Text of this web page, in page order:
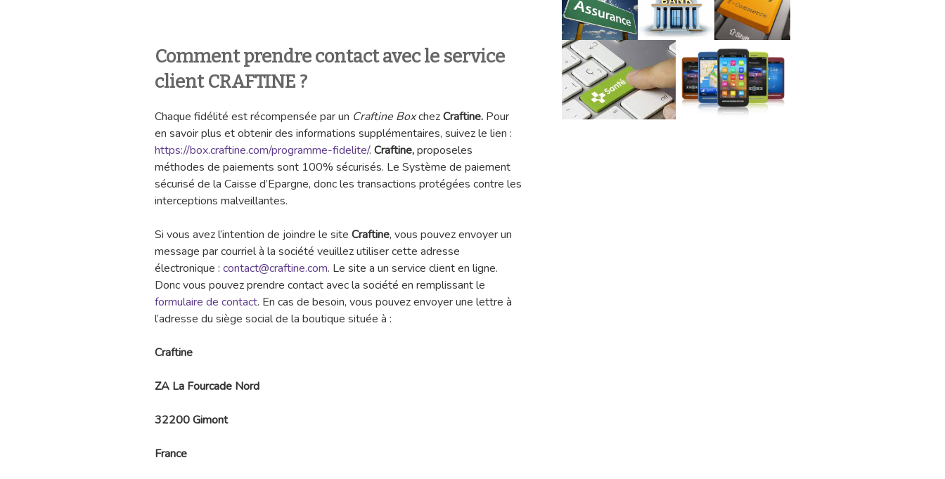
Comment prendre contact avec le service
client CRAFTINE ?
Chaque fidélité est récompensée par un Craftine BoxchezCraftine. Pour
en savoir plus et obtenir des informations supplémentaires, suivez le lien :
https://box.craftine.com/programme-fidelite/. Craftine,proposeles
méthodes de paiements sont 100% sécurisés. Le Système de paiement
sécurisé de la Caisse d’Epargne, donc les transactions protégées contre les
interceptions malveillantes.
Si vous avez l’intention de joindre le site Craftine, vous pouvez envoyer un
message par courriel à la société veuillez utiliser cette adresse
électronique : contact@craftine.com. Le site a un service client en ligne.
Donc vous pouvez prendre contact avec la société en remplissant le
formulaire de contact. En cas de besoin, vous pouvez envoyer une lettre à
l’adresse du siège social de la boutique située à :
Craftine
ZA La Fourcade Nord
32200 Gimont
France